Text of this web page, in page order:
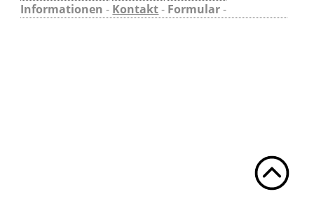
Informationen - Kontakt- Formular-